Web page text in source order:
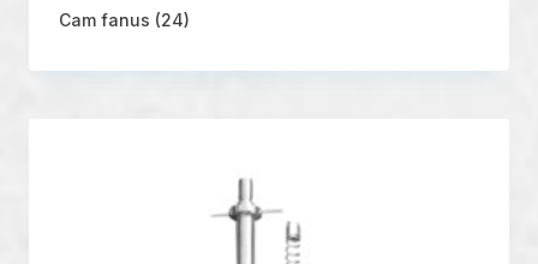
Cam fanus (24)